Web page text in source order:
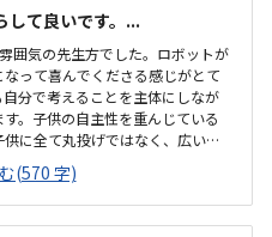
して良いです。...
囲気の先生方でした。ロボットが
って喜んでくださる感じがとて
分で考えることを主体にしなが
。子供の自主性を重んじている
に全て丸投げではなく、広い机
たらやりやすいかな？」と声を
ていました。ロボット作りもヒ
を読んで作り上げていました。
坂道があるので、暑い夏など、重
(570 字)